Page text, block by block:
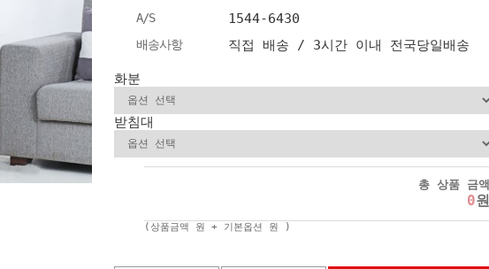
A/S 1544-6430
배송사항 직접 배송 / 3시간 이내 전국당일배송
화분
받침대
총 상품 금액
0원
(상품금액 원 + 기본옵션 원 )